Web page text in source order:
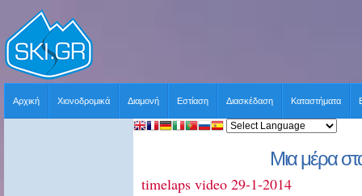
Αρχική Χιονοδρομικά Διαμονή Εστίαση Διασκέδαση Καταστήματα
Μια μέρα
timelaps video 29-1-2014